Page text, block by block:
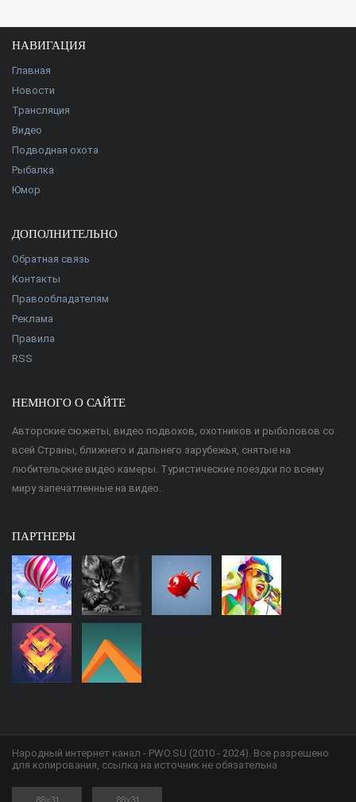
НАВИГАЦИЯ
Главная
Новости
Трансляция
Видео
Подводная охота
Рыбалка
Юмор
ДОПОЛНИТЕЛЬНО
Обратная связь
Контакты
Правообладателям
Реклама
Правила
RSS
НЕМНОГО О САЙТЕ
Авторские сюжеты, видео подвохов, охотников и рыболовов со
всей Страны, ближнего и дальнего зарубежья, снятые на
любительские видео камеры. Туристические поездки по всему
миру запечатленные на видео.
ПАРТНЕРЫ
Народный интернет канал - PWO.SU (2010 - 2024). Все разрешено
для копирования, ссылка на источник не обязательна